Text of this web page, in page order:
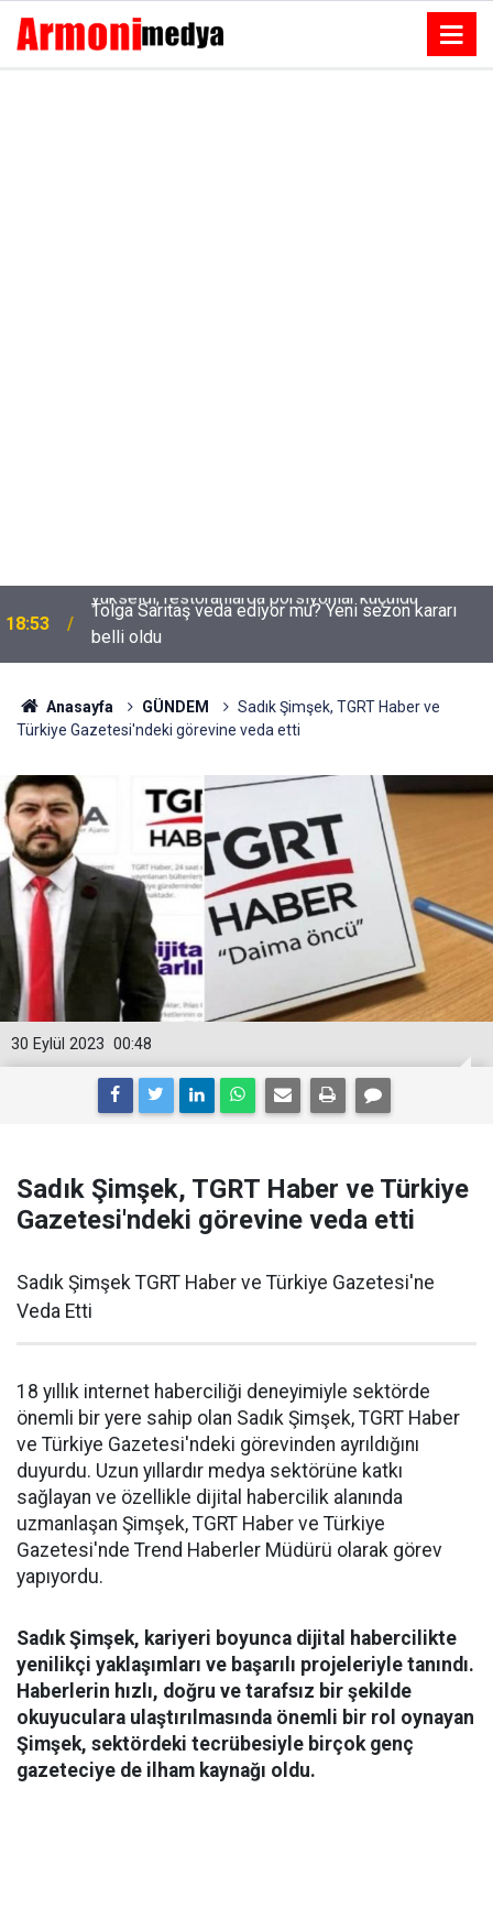
18:53
Tolga Sarıtaş veda ediyor mu? Yeni sezon kararı
belli oldu
Anasayfa GÜNDEM
Sadık Şimşek, TGRT Haber ve
Türkiye Gazetesi'ndeki görevine veda etti
00:48
30 Eylül 2023
Sadık Şimşek, TGRT Haber ve Türkiye
Gazetesi'ndeki görevine veda etti
Sadık Şimşek TGRT Haber ve Türkiye Gazetesi'ne
Veda Etti
18 yıllık internet haberciliği deneyimiyle sektörde
önemli bir yere sahip olan Sadık Şimşek, TGRT Haber
ve Türkiye Gazetesi'ndeki görevinden ayrıldığını
duyurdu. Uzun yıllardır medya sektörüne katkı
sağlayan ve özellikle dijital habercilik alanında
uzmanlaşan Şimşek, TGRT Haber ve Türkiye
Gazetesi'nde Trend Haberler Müdürü olarak görev
yapıyordu.
Sadık Şimşek, kariyeri boyunca dijital habercilikte
yenilikçi yaklaşımları ve başarılı projeleriyle tanındı.
Haberlerin hızlı, doğru ve tarafsız bir şekilde
okuyuculara ulaştırılmasında önemli bir rol oynayan
Şimşek, sektördeki tecrübesiyle birçok genç
gazeteciye de ilham kaynağı oldu.